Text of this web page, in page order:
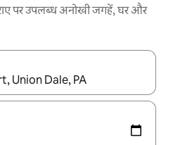
पर उपलब्ध अनोखी जगहें, घर और
डाउन 'ऐरो की' का इस्तेमाल करके नेविगेट